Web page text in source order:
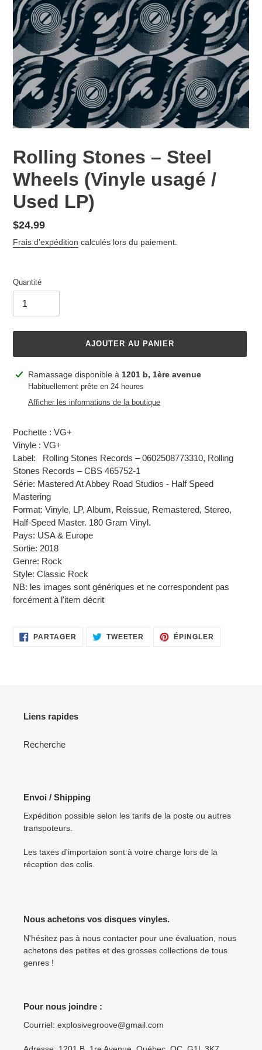
Rolling Stones – Steel
Wheels (Vinyle usagé /
Used LP)
Prix
normal
$24.99
Frais d'expédition calculés lors du paiement.
Quantité
AJOUTER AU PANIER
Ajout
produit
panier
Ramassage disponible à 1201 b, 1ère avenue
Habituellement prête en 24 heures
Afficher les informations de la boutique
Pochette : VG+
Vinyle : VG+
Label: Rolling Stones Records – 0602508773310, Rolling
Stones Records – CBS 465752-1
Série: Mastered At Abbey Road Studios - Half Speed
Mastering
Format: Vinyle, LP, Album, Reissue, Remastered, Stereo,
Half-Speed Master. 180 Gram Vinyl.
Pays: USA & Europe
Sortie: 2018
Genre: Rock
Style: Classic Rock
NB: les images sont génériques et ne correspondent pas
forcément à l'item décrit
PARTAGER PARTAGER
SUR
TWEETER TWEETER
SUR
ÉPINGLER
Liens rapides
Recherche
Envoi / Shipping
Expédition possible selon les tarifs de la poste ou autres
transpoteurs.
Les taxes d'importaion sont à votre charge lors de la
réception des colis.
Nous achetons vos disques vinyles.
N'hésitez pas à nous contacter pour une évaluation, nous
achetons des petites et des grosses collections de tous
genres !
Pour nous joindre :
Courriel: explosivegroove@gmail.com